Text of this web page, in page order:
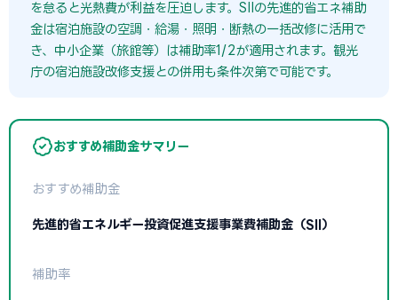
を怠ると光熱費が利益を圧迫します。SIIの先進的省エネ補助
金は宿泊施設の空調・給湯・照明・断熱の一括改修に活用で
き、中小企業（旅館等）は補助率1/2が適用されます。観光
庁の宿泊施設改修支援との併用も条件次第で可能です。
おすすめ補助金サマリー
おすすめ補助金
先進的省エネルギー投資促進支援事業費補助金（SII）
補助率